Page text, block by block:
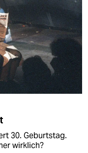
30. Geburtstag.
wirklich?